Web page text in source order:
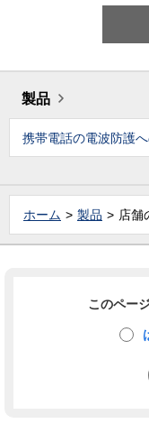
製品
携帯電話の電波防護
ホーム 製品 店舗
このペー